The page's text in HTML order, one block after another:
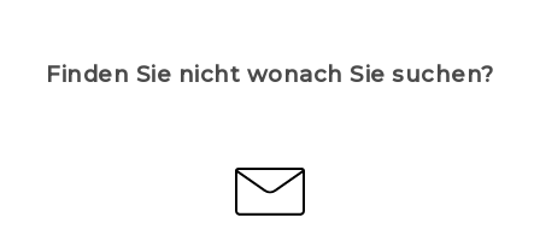
Finden Sie nicht wonach Sie suchen?